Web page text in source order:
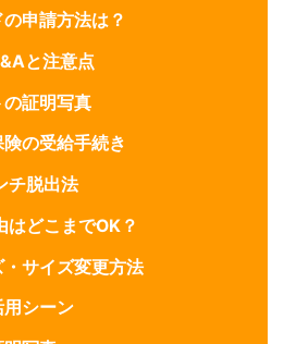
申請方法は？
と注意点
証明写真
の受給手続き
チ脱出法
はどこまでOK？
サイズ変更方法
シーン